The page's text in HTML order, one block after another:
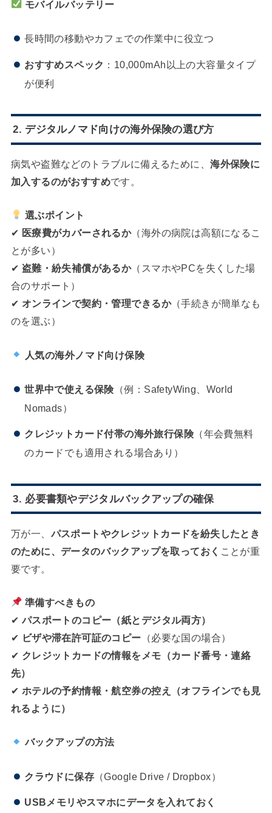
モバイルバッテリー
長時間の移動やカフェでの作業中に役立つ
おすすめスペック ：10,000mAh以上の大容量タイプ
が便利
2. デジタルノマド向けの海外保険の選び方
病気や盗難などのトラブルに備えるために、海外保険に
加入するのがおすすめです。
選ぶポイント
✔ 医療費がカバーされるか（海外の病院は高額になるこ
とが多い）
✔ 盗難・紛失補償があるか（スマホやPCを失くした場
合のサポート）
✔ オンラインで契約・管理できるか（手続きが簡単なも
のを選ぶ）
人気の海外ノマド向け保険
世界中で使える保険（例：SafetyWing、World
Nomads）
クレジットカード付帯の海外旅行保険（年会費無料
のカードでも適用される場合あり）
3. 必要書類やデジタルバックアップの確保
万が一、 パスポートやクレジットカードを紛失したとき
のために、データのバックアップを取っておく ことが重
要です。
準備すべきもの
✔ パスポートのコピー（紙とデジタル両方）
✔ ビザや滞在許可証のコピー （必要な国の場合）
✔ クレジットカードの情報をメモ（カード番号・連絡
先）
✔ ホテルの予約情報・航空券の控え（オフラインでも見
れるように）
バックアップの方法
クラウドに保存 （Google Drive / Dropbox）
USBメモリやスマホにデータを入れておく